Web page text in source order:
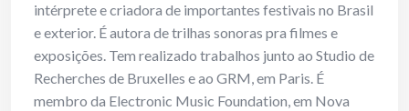
intérprete e criadora de importantes festivais no Brasil
e exterior. É autora de trilhas sonoras pra filmes e
exposições. Tem realizado trabalhos junto ao Studio de
Recherches de Bruxelles e ao GRM, em Paris. É
membro da Electronic Music Foundation, em Nova